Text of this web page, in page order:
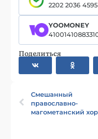
2202 2036
YOOMONEY
Поделиться
Смешанный
православно-
магометанский хор